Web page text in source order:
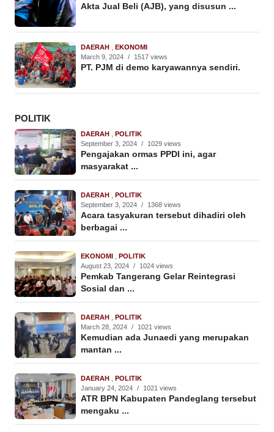
Akta Jual Beli (AJB), yang disusun ...
DAERAH
EKONOMI
March 9, 2024 / 1517 views
PT. PJM di demo karyawannya sendiri.
POLITIK
DAERAH
POLITIK
September 3, 2024 / 1029 views
Pengajakan ormas PPDI ini, agar
masyarakat ...
DAERAH
POLITIK
September 3, 2024 / 1368 views
Acara tasyakuran tersebut dihadiri oleh
berbagai ...
EKONOMI
POLITIK
August 23, 2024 / 1024 views
Pemkab Tangerang Gelar Reintegrasi
Sosial dan ...
DAERAH
POLITIK
March 28, 2024 / 1021 views
Kemudian ada Junaedi yang merupakan
mantan ...
DAERAH
POLITIK
January 24, 2024 / 1021 views
ATR BPN Kabupaten Pandeglang tersebut
mengaku ...